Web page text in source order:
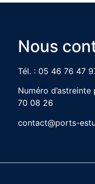
Nous
Tél. : 05 46 76 47
Numéro
70 08 26
contact@ports-